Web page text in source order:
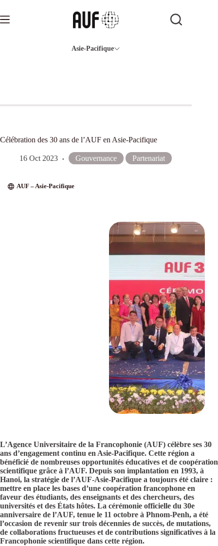
contenu
Asie-Pacifique
Célébration des 30 ans de l’AUF en Asie-Pacifique
16 Oct 2023 Gouvernance Partenariat
AUF – Asie-Pacifique
L’Agence Universitaire de la Francophonie (AUF) célèbre ses 30
ans d’engagement continu en Asie-Pacifique. Cette région a
bénéficié de nombreuses opportunités éducatives et de coopération
scientifique grâce à l’AUF. Depuis son implantation en 1993, à
Hanoi, la stratégie de l’AUF-Asie-Pacifique a toujours été claire :
mettre en place les bases d’une coopération francophone en
faveur des étudiants, des enseignants et des chercheurs, des
universités et des États hôtes. La cérémonie officielle du 30e
anniversaire de l’AUF, tenue le 11 octobre à Phnom-Penh, a été
l’occasion de revenir sur trois décennies de succès, de mutations,
de collaborations fructueuses et de contributions significatives à la
Francophonie scientifique dans cette région.